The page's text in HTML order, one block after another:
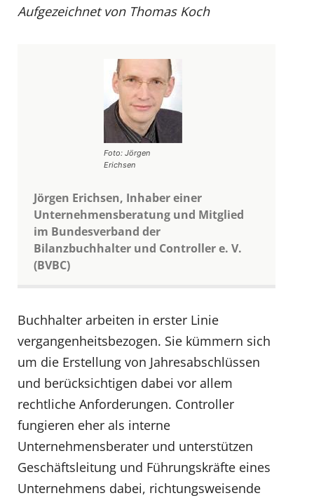
Aufgezeichnet von Thomas Koch
Foto: Jörgen
Erichsen
Jörgen Erichsen, Inhaber einer
Unternehmensberatung und Mitglied
im Bundesverband der
Bilanzbuchhalter und Controller e. V.
(BVBC)
Buchhalter arbeiten in erster Linie
vergangenheitsbezogen. Sie kümmern sich
um die Erstellung von Jahresabschlüssen
und berücksichtigen dabei vor allem
rechtliche Anforderungen. Controller
fungieren eher als interne
Unternehmensberater und unterstützen
Geschäftsleitung und Führungskräfte eines
Unternehmens dabei, richtungsweisende